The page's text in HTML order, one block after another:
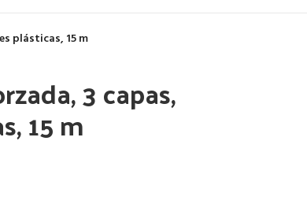
plásticas, 15 m
3 capas,
15 m